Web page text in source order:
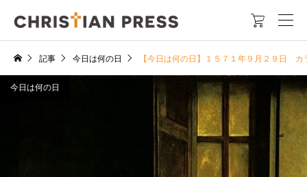

記事 今日は何の日 【今日は何の日】１５７１年９月２９日 カ
今日は何の日